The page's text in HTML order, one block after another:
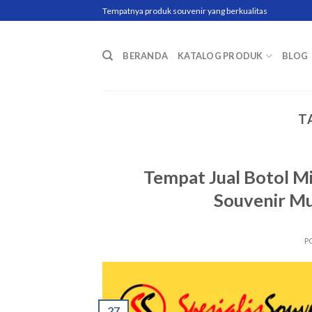
to
Tempatnya produk souvenir yang berkualitas
BERANDA KATALOG PRODUK BLOG
Tempat Jual Botol
Souvenir